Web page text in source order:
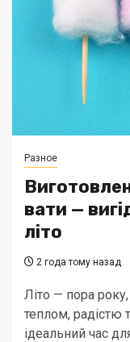
Разное
вати —
літо
2 года тому назад
Літо — пора
теплом, радістю
ідеальний час